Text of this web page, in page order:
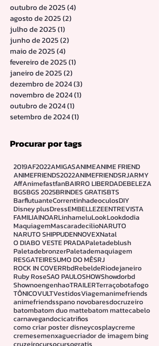
dezembro de 2025(1)
novembro de 2025 (2)
outubro de 2025 (4)
agosto de 2025(2)
julho de 2025 (1)1 post
junho de 2025(2) 2 posts
maio de 2025(4)4 posts
fevereiro de 2025 (1)1 post
janeiro de 2025(2) 2 posts
dezembro de 2024(3)
novembro de 2024(1)
outubro de 2024
(1) 1 post
Procurar por tags
2019AF2022AMIGASANIMEANIME FRIEND
ANIMEFRIENDS2022ANIMEFRIENDSRJ
AffAnimefastfanBAIRRO LIBERDADEBELEZA
BGSBGS 2025BRINDES GRATISBTS
BarflutuanteCorrentinhadeoculosDIY
Disney plusDressEMBELLEZEENTREVISTA
FAMILIAINOARLinhameluLookLookdodia
MaquiagemMascaradecilioNARUTO
NARUTO SHIPPUDENNOVEXNatal
O DIABO VESTE PRADAPaletadeblush
PaletadebronzerPaletademaquiagem
RESGATEIRESUMO DO MÊSRJ
ROCK IN COVERRbdRebeldeRiodejaneiro
Ruby RoseSAO PAULOSHOWShowdorbd
ShownoengenhaoTRAILERTerraçobotafogo
TÔNICOVULTVestidosViagemanimefriends
animefriendsspano novo
batombatom duo mattebatom mattecabelo
carnavegandocicatrifios